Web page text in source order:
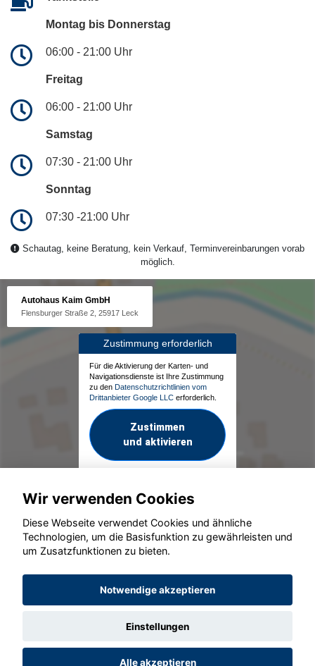
Montag bis Donnerstag
06:00 - 21:00 Uhr
Freitag
06:00 - 21:00 Uhr
Samstag
07:30 - 21:00 Uhr
Sonntag
07:30 -21:00 Uhr
Schautag, keine Beratung, kein Verkauf, Terminvereinbarungen vorab
möglich.
Autohaus Kaim GmbH
Flensburger Straße 2, 25917 Leck
Zustimmung erforderlich
Für die Aktivierung der Karten- und
Navigationsdienste ist Ihre Zustimmung
zu den Datenschutzrichtlinien vom
Drittanbieter Google LLC erforderlich.
Zustimmen
und aktivieren
© konjunkturmotor.de GmbH 2020 - 2026
Wir verwenden Cookies
Diese Webseite verwendet Cookies und ähnliche
Technologien, um die Basisfunktion zu gewährleisten und
um Zusatzfunktionen zu bieten.
Notwendige akzeptieren
Einstellungen
Alle akzeptieren